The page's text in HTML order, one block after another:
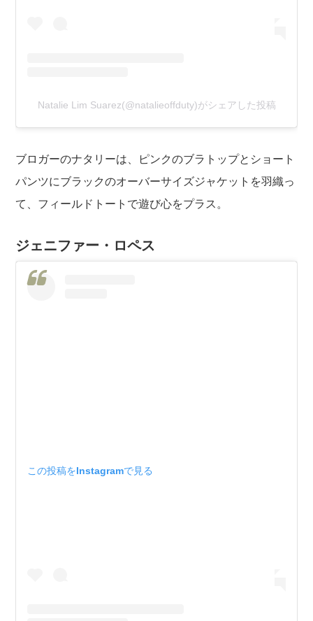
Natalie Lim Suarez(@natalieoffduty)がシェアした投稿
ブロガーのナタリーは、ピンクのブラトップとショート
パンツにブラックのオーバーサイズジャケットを羽織っ
て、フィールドトートで遊び心をプラス。
ジェニファー・ロペス
この投稿をInstagramで見る